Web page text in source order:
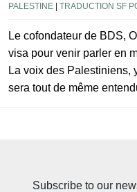
PALESTINE | TRADUCTION SF
Le cofondateur de BDS,
visa pour venir parler en
La voix des Palestiniens,
sera tout de même
Subscribe to our